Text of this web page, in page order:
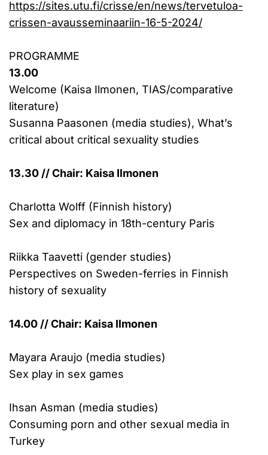
https://sites.utu.fi/crisse/en/news/tervetuloa-
crissen-avausseminaariin-16-5-2024/
PROGRAMME
13.00
Welcome (Kaisa Ilmonen, TIAS/comparative
literature)
Susanna Paasonen (media studies), What’s
critical about critical sexuality studies
13.30 // Chair: Kaisa Ilmonen
Charlotta Wolff (Finnish history)
Sex and diplomacy in 18th-century Paris
Riikka Taavetti (gender studies)
Perspectives on Sweden-ferries in Finnish
history of sexuality
14.00 // Chair: Kaisa Ilmonen
Mayara Araujo (media studies)
Sex play in sex games
Ihsan Asman (media studies)
Consuming porn and other sexual media in
Turkey